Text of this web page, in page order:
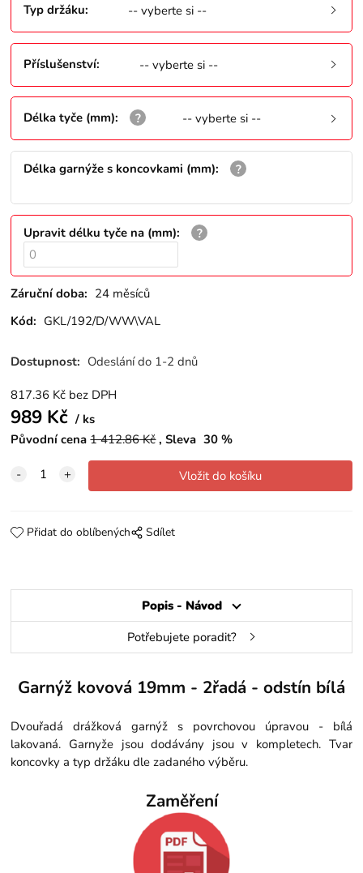
Typ držáku: -- vyberte si --
Příslušenství: -- vyberte si --
Délka tyče (mm): -- vyberte si --
Délka garnýže s koncovkami (mm):
Upravit délku tyče na (mm):
Záruční doba: 24 měsíců
Kód: GKL/192/D/WW\VAL
Dostupnost: Odeslání do 1-2 dnů
817.36 Kč bez DPH
989 Kč
ks
Původní cena 1 412.86Kč Sleva 30 %
Přidat do oblíbených Sdílet
Popis - Návod
Potřebujete poradit?
Garnýž kovová 19mm - 2řadá - odstín bílá
Dvouřadá drážková garnýž s povrchovou úpravou - bílá
lakovaná. Garnyže jsou dodávány jsou v kompletech. Tvar
koncovky a typ držáku dle zadaného výběru.
Zaměření